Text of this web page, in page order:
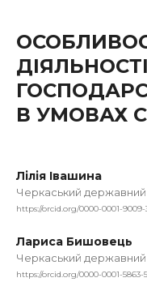
В УМОВАХ
Лілія Івашина
Черкаський державний
https://orcid.org/0000-0001-9009-
Лариса Бишовець
Черкаський державний
https://orcid.org/0000-0001-5863-